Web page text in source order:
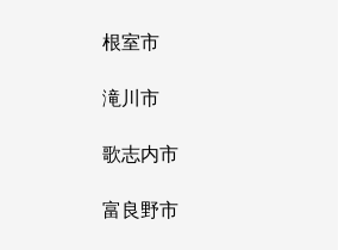
根室市
滝川市
歌志内市
富良野市